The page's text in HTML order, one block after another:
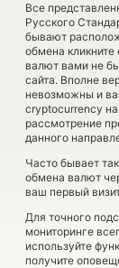
Все
Русского
бывают
обмена
валют вами не
сайта. Вполне
невозможны и
cryptocurrency
рассмотрение
данного
Часто бывает
обмена валют
ваш первый
Для точного
мониторинге
используйте
получите